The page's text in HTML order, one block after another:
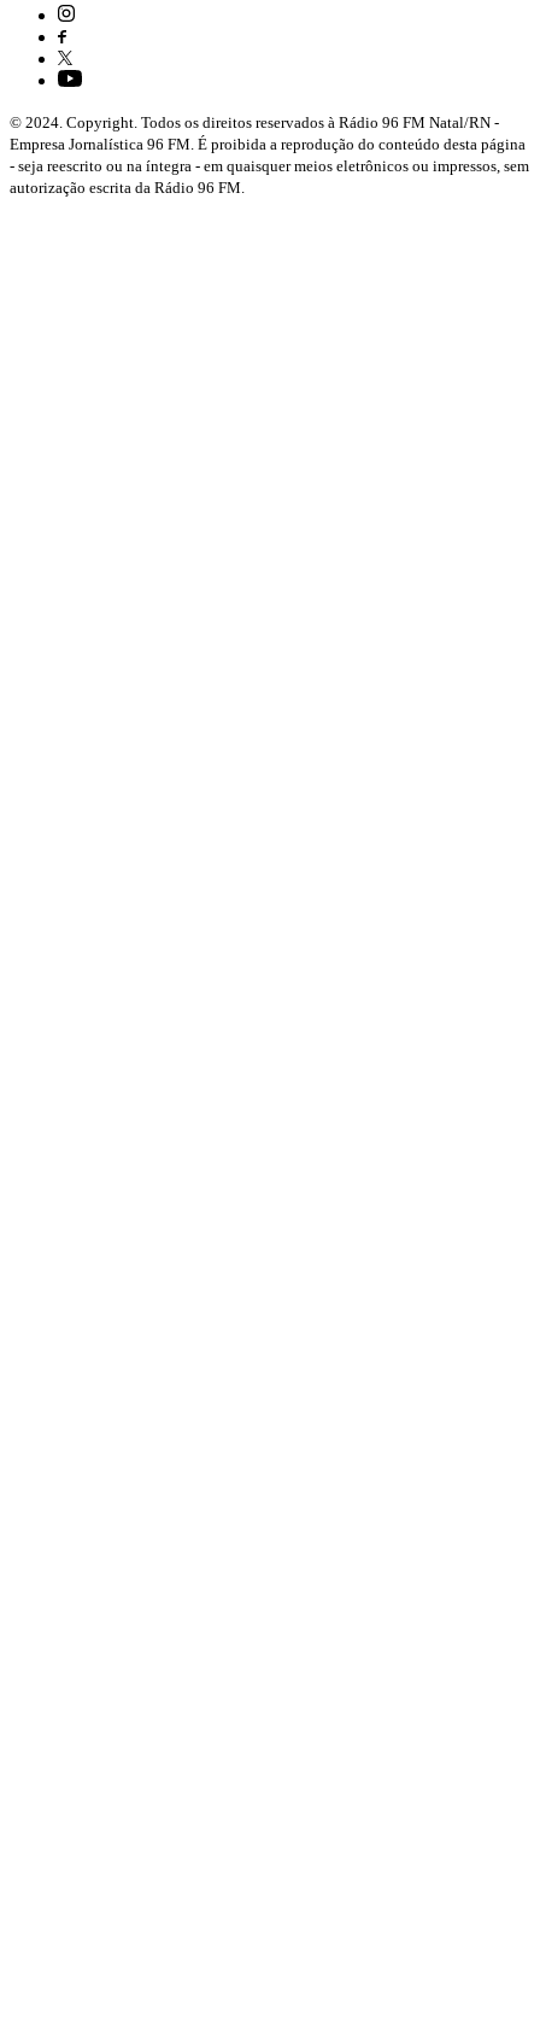
© 2024. Copyright. Todos os direitos reservados à Rádio 96 FM Natal/RN -
Empresa Jornalística 96 FM. É proibida a reprodução do conteúdo desta página
- seja reescrito ou na íntegra - em quaisquer meios eletrônicos ou impressos, sem
autorização escrita da Rádio 96 FM.